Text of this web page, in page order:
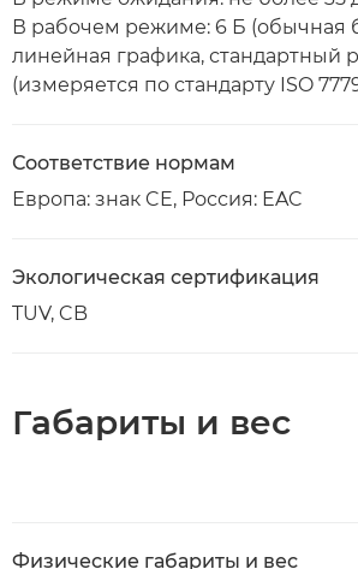
В рабочем режиме: 6 Б (обычная
линейная графика, стандартный
(измеряется по стандарту ISO
Соответствие нормам
Европа: знак CE, Россия: EAC
Экологическая сертификация
TUV, CB
Габариты и вес
Физические габариты и вес